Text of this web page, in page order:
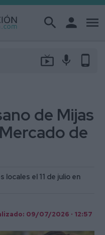
search person menu
live_tv mic phone_android
de Mijas
de
el 11 de julio en
09/07/2026 · 12:57